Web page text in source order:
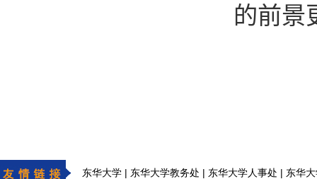
的前景
东华大学 | 东华大学教务处 | 东华大学人事处 | 东华